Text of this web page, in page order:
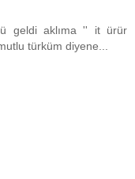
geldi aklıma '' it ürür
türküm diyene...